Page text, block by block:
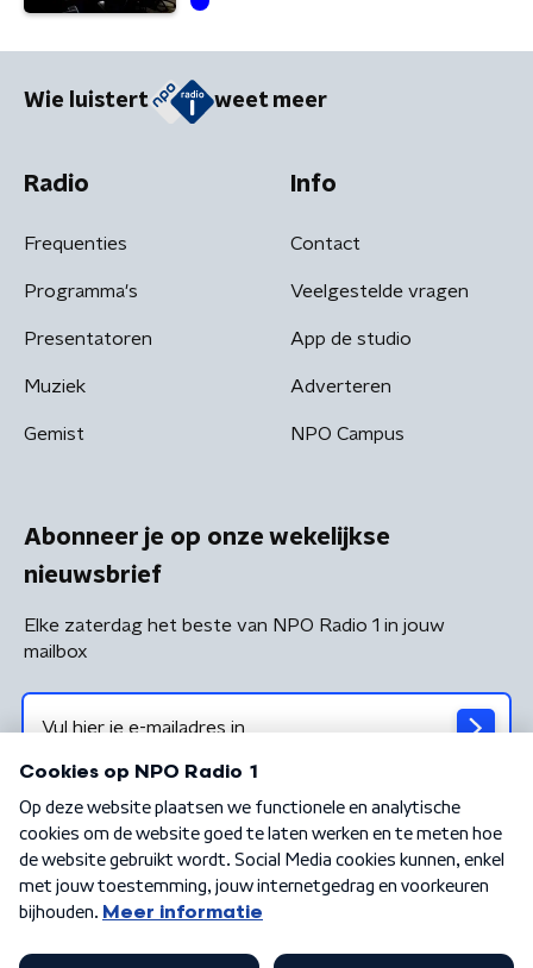
Wie luistert weet meer
Radio
Frequenties
Programma's
Presentatoren
Muziek
Gemist
Info
Contact
Veelgestelde vragen
App de studio
Adverteren
NPO Campus
Abonneer je op onze wekelijkse
nieuwsbrief
Elke zaterdag het beste van NPO Radio 1 in jouw
mailbox
Algemene voorwaarden